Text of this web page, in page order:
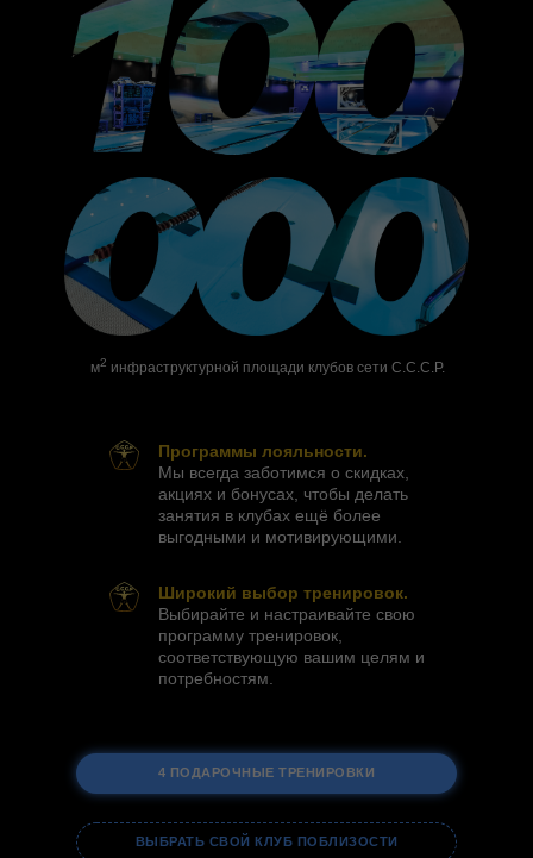
м2 инфраструктурной площади клубов сети С.С.С.Р.
4 ПОДАРОЧНЫЕ ТРЕНИРОВКИ
ВЫБРАТЬ СВОЙ КЛУБ ПОБЛИЗОСТИ
Программы лояльности.
Мы всегда заботимся о скидках,
акциях и бонусах, чтобы делать
занятия в клубах ещё более
выгодными и мотивирующими.
Широкий выбор тренировок.
Выбирайте и настраивайте свою
программу тренировок,
соответствующую вашим целям и
потребностям.